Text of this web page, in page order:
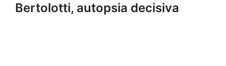
Bertolotti, autopsia decisiva